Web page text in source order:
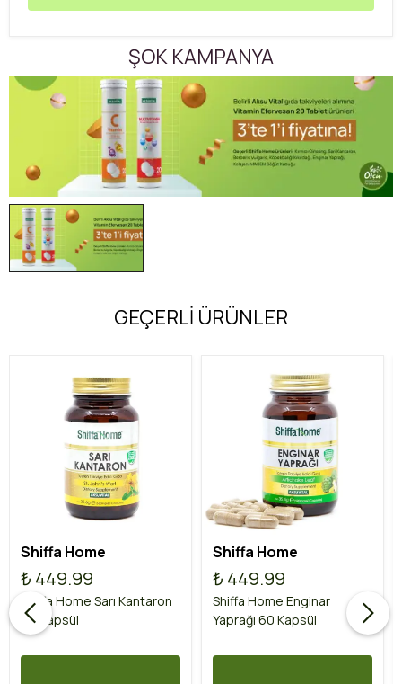
ŞOK KAMPANYA
GEÇERLİ ÜRÜNLER
Shiffa Home
₺ 449.99
Shiffa Home Sarı Kantaron
60 Kapsül
Shiffa Home
₺ 449.99
Shiffa Home Enginar
Yaprağı 60 Kapsül